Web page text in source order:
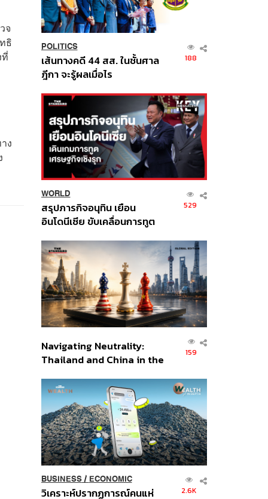
จ
ธิ
ง
POLITICS
เส้นทางคดี 44 สส. ในชั้นศาล
ฎีกา จะรู้ผลเมื่อไร
188
WORLD
สรุปภารกิจอนุทิน เยือน
อินโดนีเซีย ขับเคลื่อนการทูต
ส่วนยุทธศาสตร์ไทย –
อินโดนีเซีย
529
Navigating Neutrality:
Thailand and China in the
Order
159
BUSINESS/ ECONOMIC
วิเคราะห์ปรากฏการณ์คนแห่ 2.6K